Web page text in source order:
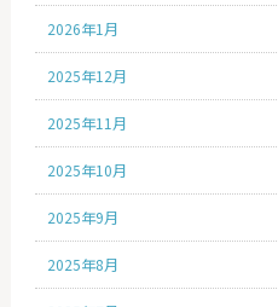
2026年1月
2025年12月
2025年11月
2025年10月
2025年9月
2025年8月